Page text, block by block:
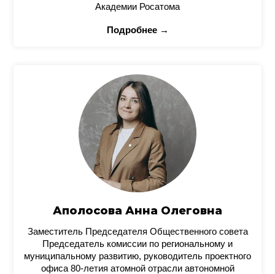
Академии Росатома
Подробнее →
Аполосова Анна Олеговна
Заместитель Председателя Общественного совета
Председатель комиссии по региональному и
муниципальному развитию, руководитель проектного
офиса 80-летия атомной отрасли автономной